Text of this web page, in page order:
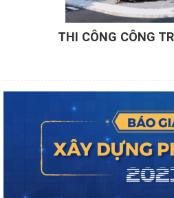
THI CÔNG CÔNG